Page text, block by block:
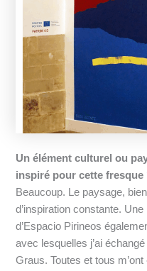
Un élément culturel ou
inspiré pour cette fresque
Beaucoup. Le paysage,
d’inspiration constante.
d’Espacio Pirineos
avec lesquelles j’ai
Graus. Toutes et tous